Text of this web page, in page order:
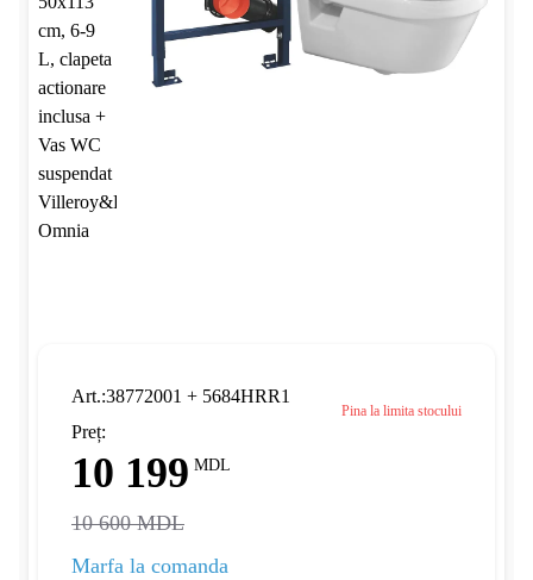
Art.:38772001 + 5684HRR1
Preț:
10 199 MDL
10 600 MDL
Marfa la comanda
Pina la limita stocului